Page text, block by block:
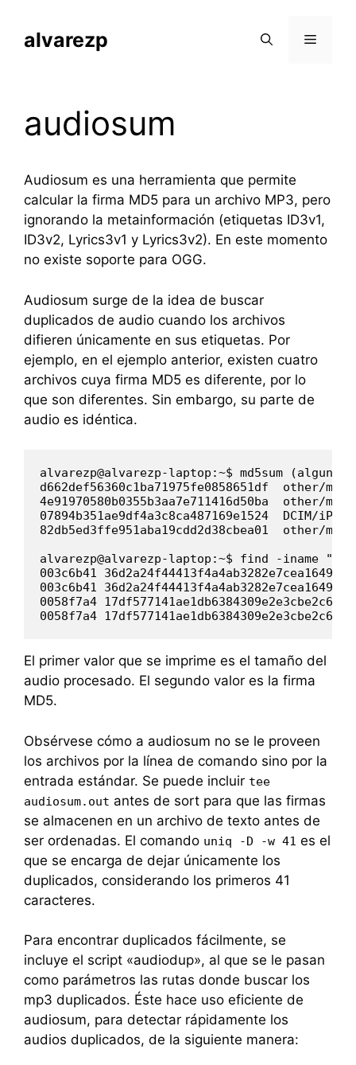
contenido
alvarezp Menú
audiosum
Audiosum es una herramienta que permite
calcular la firma MD5 para un archivo MP3, pero
ignorando la metainformación (etiquetas ID3v1,
ID3v2, Lyrics3v1 y Lyrics3v2). En este momento
no existe soporte para OGG.
Audiosum surge de la idea de buscar
duplicados de audio cuando los archivos
difieren únicamente en sus etiquetas. Por
ejemplo, en el ejemplo anterior, existen cuatro
archivos cuya firma MD5 es diferente, por lo
que son diferentes. Sin embargo, su parte de
audio es idéntica.
alvarezp@alvarezp-laptop:~$ md5sum
d662def56360c1ba71975fe0858651df  other/
4e91970580b0355b3aa7e711416d50ba  other/
07894b351ae9df4a3c8ca487169e1524  DCIM/
82db5ed3ffe951aba19cdd2d38cbea01  other/
alvarezp@alvarezp-laptop:~$ find -iname
003c6b41
003c6b41
0058f7a4
0058f7a4
El primer valor que se imprime es el tamaño del
audio procesado. El segundo valor es la firma
MD5.
Obsérvese cómo a audiosum no se le proveen
los archivos por la línea de comando sino por la
entrada estándar. Se puede incluir tee
audiosum.out antes de sort para que las firmas
se almacenen en un archivo de texto antes de
ser ordenadas. El comando uniq -D -w 41 es el
que se encarga de dejar únicamente los
duplicados, considerando los primeros 41
caracteres.
Para encontrar duplicados fácilmente, se
incluye el script «audiodup», al que se le pasan
como parámetros las rutas donde buscar los
mp3 duplicados. Éste hace uso eficiente de
audiosum, para detectar rápidamente los
audios duplicados, de la siguiente manera: